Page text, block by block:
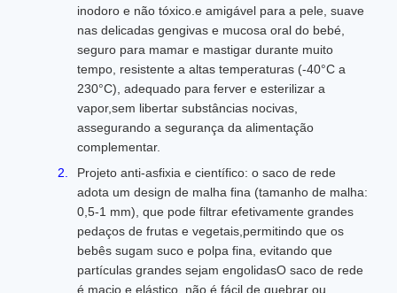
inodoro e não tóxico.e amigável para a pele, suave
nas delicadas gengivas e mucosa oral do bebé,
seguro para mamar e mastigar durante muito
tempo, resistente a altas temperaturas (-40°C a
230°C), adequado para ferver e esterilizar a
vapor,sem libertar substâncias nocivas,
assegurando a segurança da alimentação
complementar.
Projeto anti-asfixia e científico: o saco de rede
adota um design de malha fina (tamanho de malha:
0,5-1 mm), que pode filtrar efetivamente grandes
pedaços de frutas e vegetais,permitindo que os
bebês sugam suco e polpa fina, evitando que
partículas grandes sejam engolidasO saco de rede
é macio e elástico, não é fácil de quebrar ou